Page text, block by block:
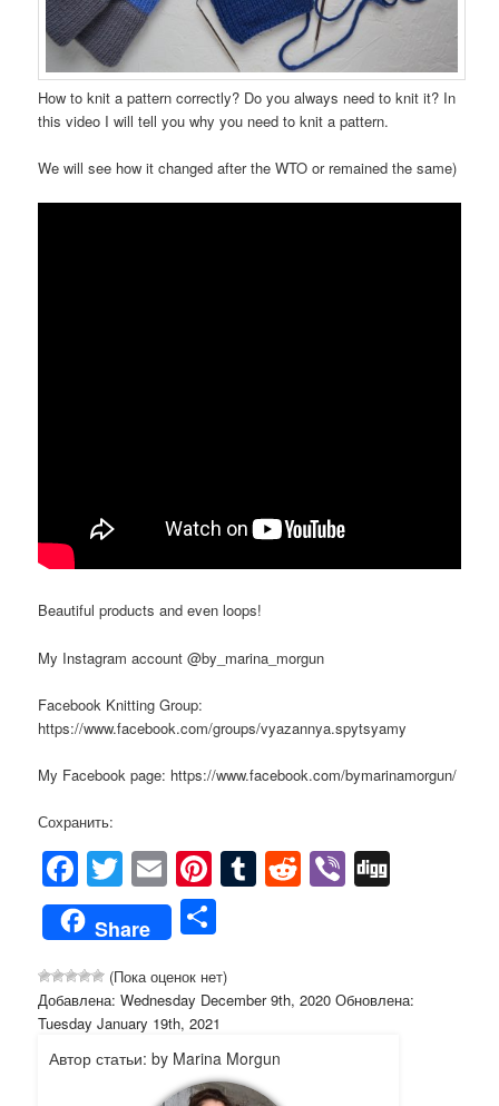
How to knit a pattern correctly? Do you always need to knit it? In
this video I will tell you why you need to knit a pattern.
We will see how it changed after the WTO or remained the same)
Beautiful products and even loops!
My Instagram account @by_marina_morgun
Facebook Knitting Group:
https://www.facebook.com/groups/vyazannya.spytsyamy
My Facebook page: https://www.facebook.com/bymarinamorgun/
Сохранить:
FacebookTwitter Email PinterestTumblr Reddit Viber
Share
(Пока оценок нет)
Добавлена: Wednesday December 9th, 2020 Обновлена:
Tuesday January 19th, 2021
Автор статьи: by Marina Morgun